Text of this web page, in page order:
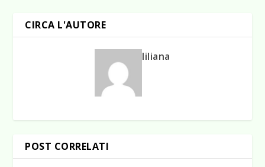
CIRCA L'AUTORE
liliana
POST CORRELATI